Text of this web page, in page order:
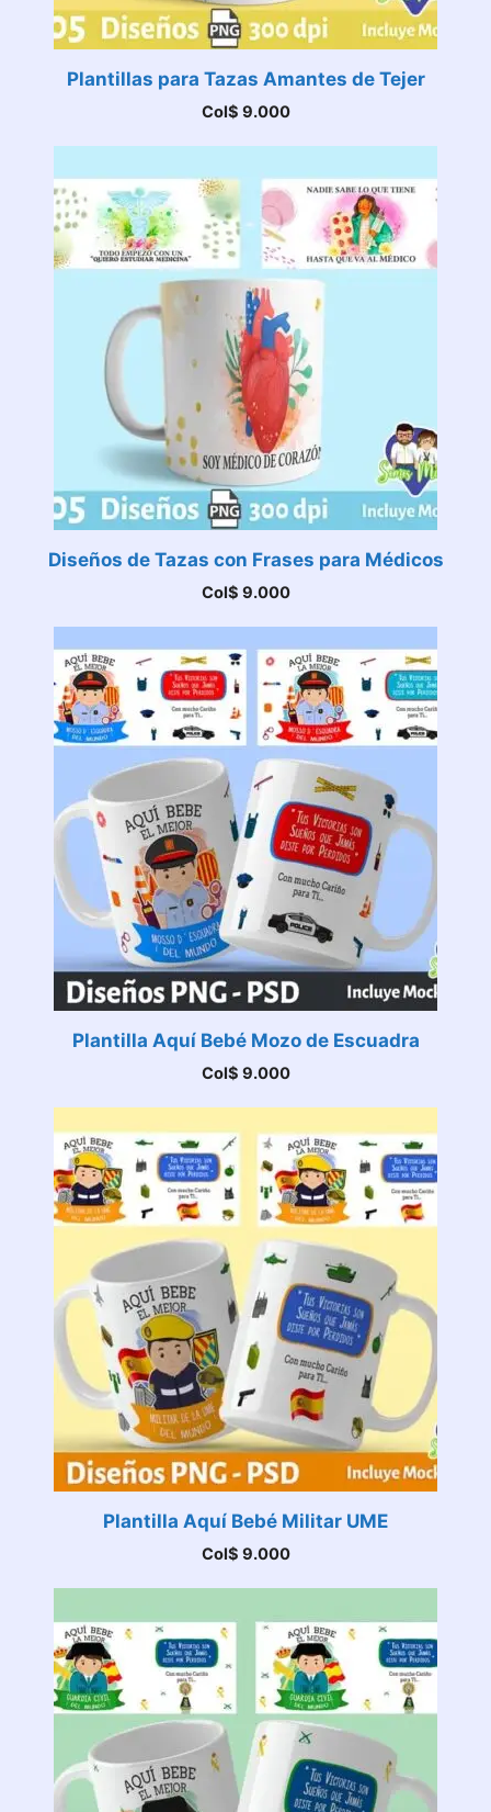
Plantillas para Tazas Amantes de Tejer
Col$ 9.000
Diseños de Tazas con Frases para Médicos
Col$ 9.000
Plantilla Aquí Bebé Mozo de Escuadra
Col$ 9.000
Plantilla Aquí Bebé Militar UME
Col$ 9.000